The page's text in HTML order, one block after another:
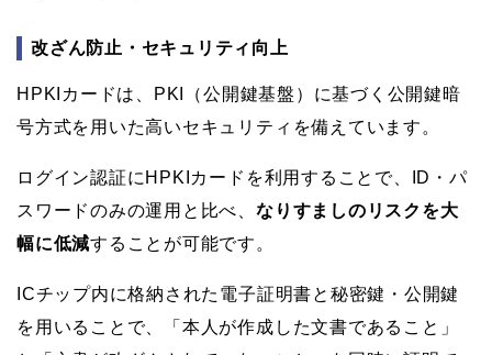
改ざん防止・セキュリティ向上
HPKIカードは、PKI（公開鍵基盤）に基づく公開鍵暗
号方式を用いた高いセキュリティを備えています。
ログイン認証にHPKIカードを利用することで、ID・パ
スワードのみの運用と比べ、 なりすましのリスクを大
幅に低減することが可能です。
ICチップ内に格納された電子証明書と秘密鍵・公開鍵
を用いることで、「本人が作成した文書であること」